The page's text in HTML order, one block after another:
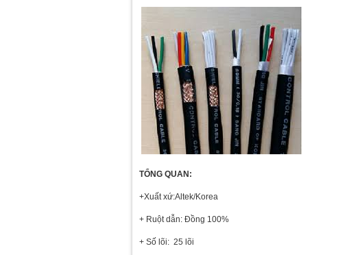
TỔNG QUAN:
+Xuất xứ:Altek/Korea
+ Ruột dẫn: Đồng 100%
+ Số lõi: 25 lõi